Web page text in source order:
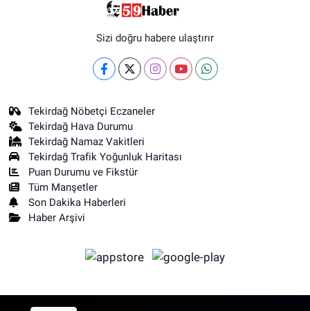
Sizi doğru habere ulaştırır
Tekirdağ Nöbetçi Eczaneler
Tekirdağ Hava Durumu
Tekirdağ Namaz Vakitleri
Tekirdağ Trafik Yoğunluk Haritası
Puan Durumu ve Fikstür
Tüm Manşetler
Son Dakika Haberleri
Haber Arşivi